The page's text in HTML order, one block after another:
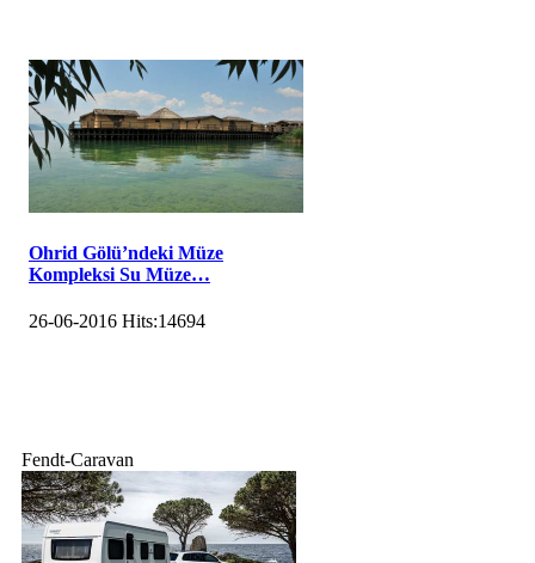
Ohrid Gölü’ndeki Müze
Kompleksi Su Müze…
26-06-2016 Hits:14694
Fendt-Caravan